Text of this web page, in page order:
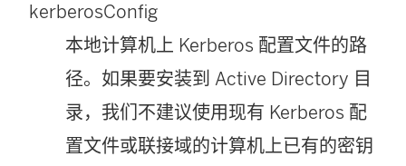
kerberosConfig
本地计算机上 Kerberos 配置文件的路
径。如果要安装到 Active Directory 目
录，我们不建议使用现有 Kerberos 配
置文件或联接域的计算机上已有的密钥